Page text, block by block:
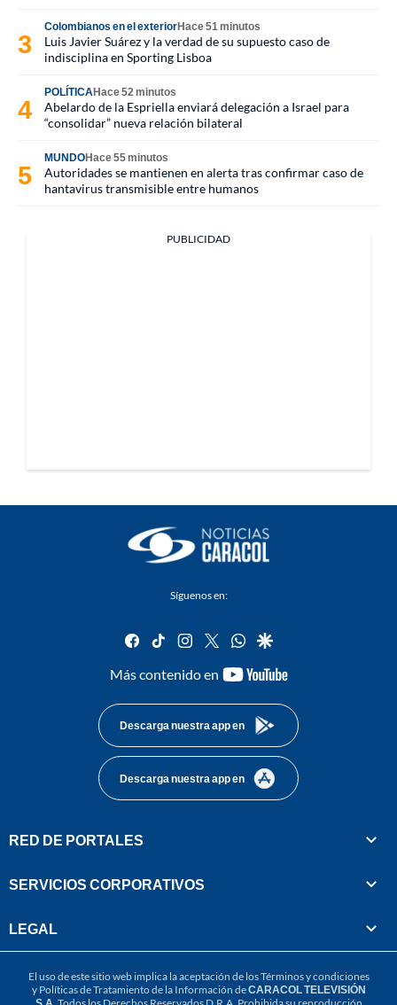
Colombianos en el exteriorHace 51 minutos
Luis Javier Suárez y la verdad de su supuesto caso de
indisciplina en Sporting Lisboa
POLÍTICAHace 52 minutos
Abelardo de la Espriella enviará delegación a Israel para
“consolidar” nueva relación bilateral
MUNDOHace 55 minutos
Autoridades se mantienen en alerta tras confirmar caso de
hantavirus transmisible entre humanos
PUBLICIDAD
Síguenos en:
facebook
tiktok instagram
twitterwhatsapp
google
Más contenido en
youtube-
Descarga nuestra app en
Descarga nuestra app en
RED DE PORTALES
SERVICIOS CORPORATIVOS
LEGAL
El uso de este sitio web implica la aceptación de losTérminos y condiciones
y Políticas de Tratamiento de la Información deCARACOL TELEVISIÓN